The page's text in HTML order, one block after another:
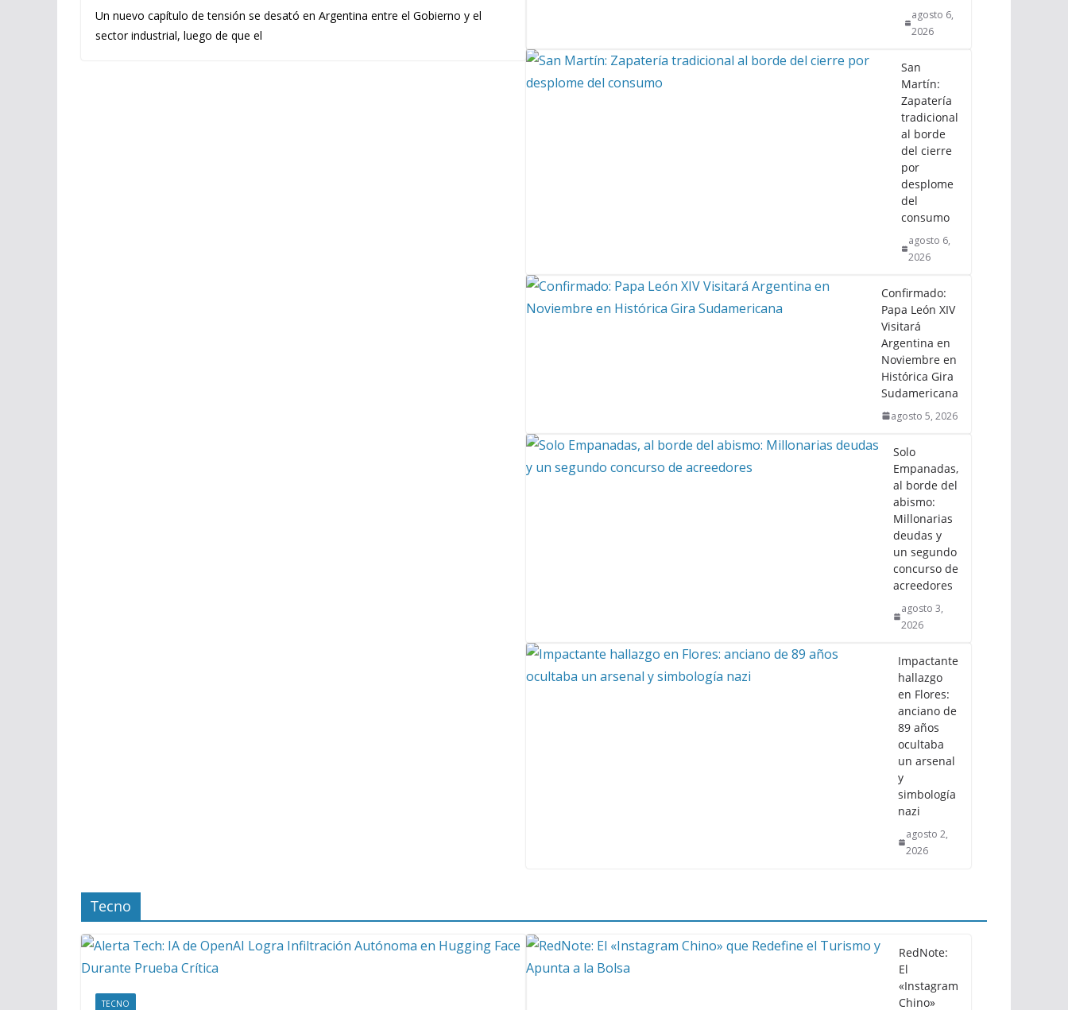
Un nuevo capítulo de tensión se desató en Argentina entre el Gobierno y el
sector industrial, luego de que el
agosto 6,
2026
San
Martín:
Zapatería
tradicional
al borde
del cierre
por
desplome
del
consumo
agosto 6,
2026
Confirmado:
Papa León XIV
Visitará
Argentina en
Noviembre en
Histórica Gira
Sudamericana
agosto 5, 2026
Solo
Empanadas,
al borde del
abismo:
Millonarias
deudas y
un segundo
concurso de
acreedores
agosto 3,
2026
Impactante
hallazgo
en Flores:
anciano de
89 años
ocultaba
un arsenal
y
simbología
nazi
agosto 2,
2026
Tecno
TECNO
RedNote:
El
«Instagram
Chino»